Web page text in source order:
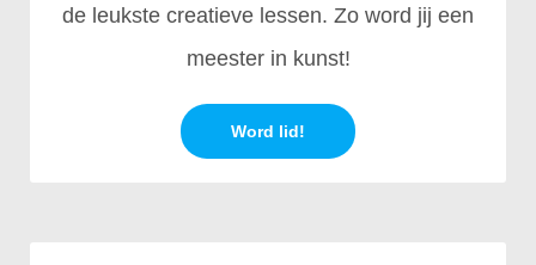
de leukste creatieve lessen. Zo word jij een
meester in kunst!
Word lid!